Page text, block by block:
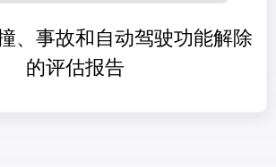
、事故和自动驾驶功能解除
的评估报告